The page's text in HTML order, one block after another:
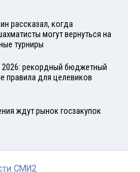
рассказал, когда
могут вернуться на
турниры
2026: рекордный бюджетный
правила для целевиков
ждут рынок госзакупок
СМИ2